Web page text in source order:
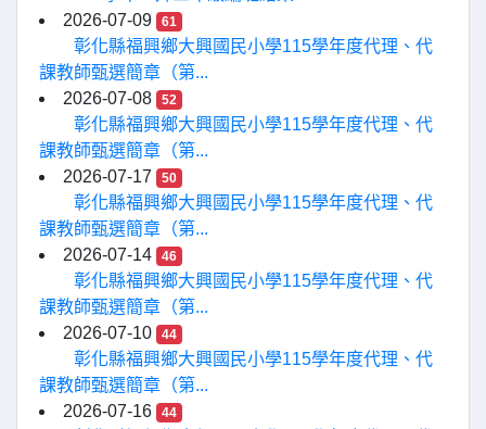
2026-07-09
61
彰化縣福興鄉大興國民小學115學年度代理、代
課教師甄選簡章（第...
2026-07-08
52
彰化縣福興鄉大興國民小學115學年度代理、代
課教師甄選簡章（第...
2026-07-17
50
彰化縣福興鄉大興國民小學115學年度代理、代
課教師甄選簡章（第...
2026-07-14
46
彰化縣福興鄉大興國民小學115學年度代理、代
課教師甄選簡章（第...
2026-07-10
44
彰化縣福興鄉大興國民小學115學年度代理、代
課教師甄選簡章（第...
2026-07-16
44